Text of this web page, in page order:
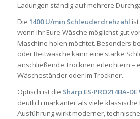
Ladungen ständig auf mehrere
Die 1400 U/min Schleuderdrehzahl
wenn Ihr Eure Wäsche möglichst gut
Maschine holen möchtet. Besonders
oder Bettwäsche kann eine starke
anschließende Trocknen erleichtern –
Wäscheständer oder im Trockner.
Optisch ist die Sharp ES-PRO214BA-
deutlich markanter als viele klassische
Ausführung wirkt moderner,